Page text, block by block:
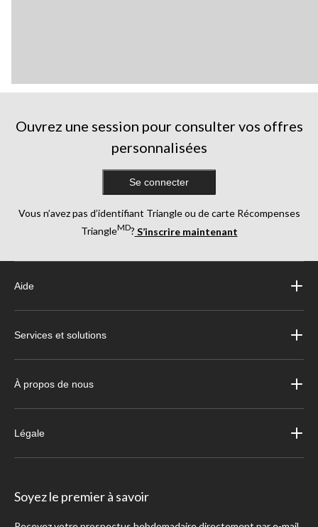
Ouvrez une session pour consulter vos offres
personnalisées
Se connecter
Vous n’avez pas d’identifiant Triangle ou de carte Récompenses
TriangleMD? S’inscrire maintenant
Aide
Services et solutions
À propos de nous
Légale
Soyez le premier à savoir